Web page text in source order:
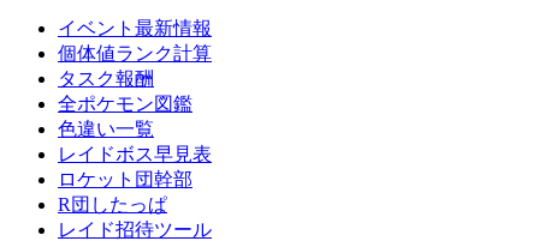
イベント最新情報
個体値ランク計算
タスク報酬
全ポケモン図鑑
色違い一覧
レイドボス早見表
ロケット団幹部
R団したっぱ
レイド招待ツール